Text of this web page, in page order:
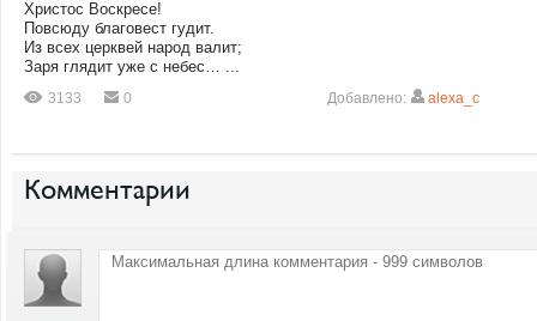
Христос Воскресе!
Повсюду благовест гудит.
Из всех церквей народ валит;
Заря глядит уже с небес… ...
3133 0 Добавлено: alexa_c
Комментарии